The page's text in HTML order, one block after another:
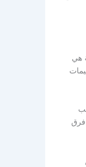
هي
فرق